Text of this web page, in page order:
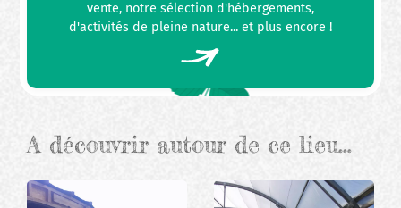
vente, notre sélection d'hébergements,
d'activités de pleine nature... et plus encore !
A découvrir autour de ce lieu…